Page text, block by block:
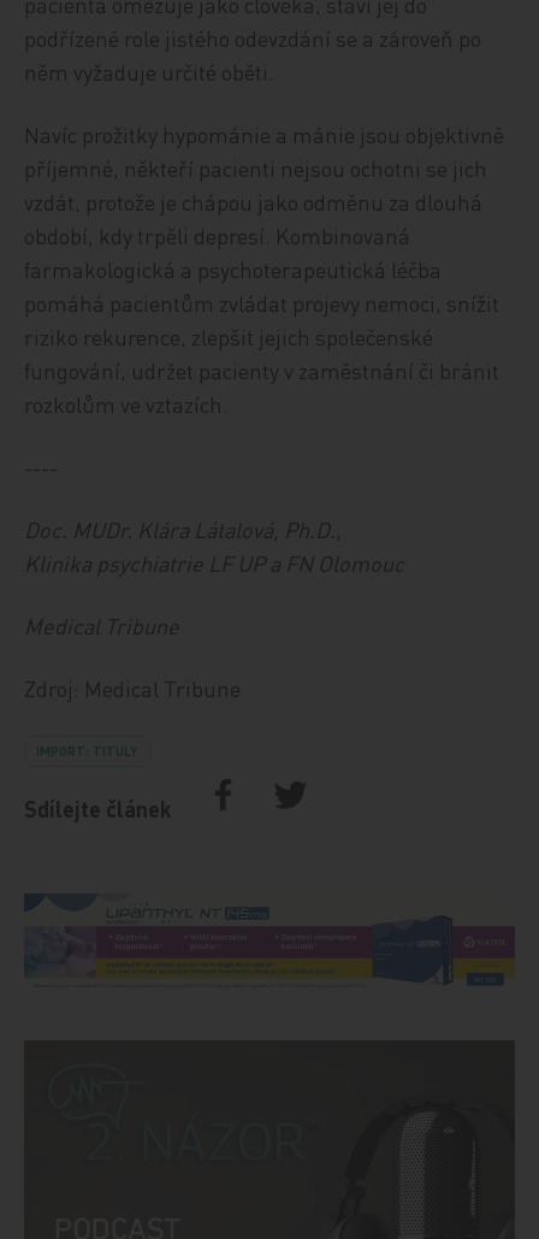
podřízené role jistého odevzdání se a zároveň po
něm vyžaduje určité oběti.
Navíc prožitky hypománie a mánie jsou objektivně
příjemné, někteří pacienti nejsou ochotni se jich
vzdát, protože je chápou jako odměnu za dlouhá
období, kdy trpěli depresí. Kombinovaná
farmakologická a psychoterapeutická léčba
pomáhá pacientům zvládat projevy nemoci, snížit
riziko rekurence, zlepšit jejich společenské
fungování, udržet pacienty v zaměstnání či bránit
rozkolům ve vztazích.
----
Doc. MUDr. Klára Látalová, Ph.D.,
Klinika psychiatrie LF UP a FN Olomouc
Medical Tribune
Zdroj: Medical Tribune
IMPORT: TITULY
Sdílejte článek